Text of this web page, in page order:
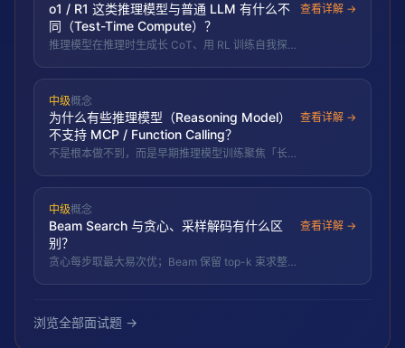
o1 / R1 这类推理模型与普通 LLM 有什么不
同（Test-Time Compute）？
推理模型在推理时生成长 CoT、用 RL 训练自我探索
查看详解 →
中级概念
为什么有些推理模型（Reasoning Model）
不支持 MCP / Function Calling？
不是根本做不到，而是早期推理模型训练聚焦「长链
查看详解 →
中级概念
Beam Search 与贪心、采样解码有什么区
别？
贪心每步取最大易次优；Beam 保留 top-k 束求整体
查看详解 →
浏览全部面试题 →